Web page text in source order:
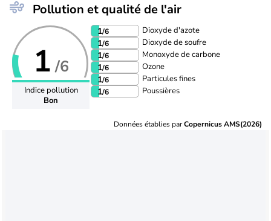
Pollution et qualité de l'air
1 /6
Indice pollution
Bon
1/6 Dioxyde d'azote
1/6 Dioxyde de soufre
1/6 Monoxyde de carbone
1/6 Ozone
1/6 Particules fines
1/6 Poussières
Données établies parCopernicus AMS(2026)